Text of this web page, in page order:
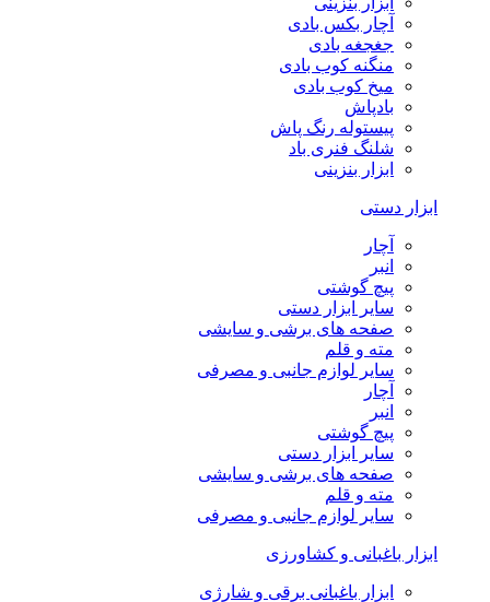
آچار بکس بادی
جغجغه بادی
منگنه کوب بادی
میخ کوب بادی
بادپاش
پیستوله رنگ پاش
شلنگ فنری باد
ابزار بنزینی
ابزار دستی
آچار
انبر
پیچ گوشتی
سایر ابزار دستی
صفحه های برشی و سایشی
مته و قلم
سایر لوازم جانبی و مصرفی
آچار
انبر
پیچ گوشتی
سایر ابزار دستی
صفحه های برشی و سایشی
مته و قلم
سایر لوازم جانبی و مصرفی
ابزار باغبانی و کشاورزی
ابزار باغبانی برقی و شارژی